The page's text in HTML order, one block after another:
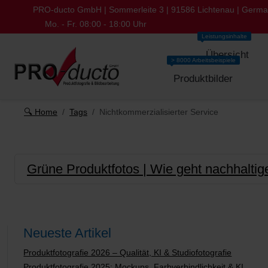
PRO-ducto GmbH | Sommerleite 3 | 91586 Lichtenau |
Mo. - Fr. 08:00 - 18:00 Uhr
Übersicht
Leistungsinhalte
Produktbilder
> 8000 Arbeitsbeispiele
🔍 Home Tags Nichtkommerzialisierter Service
Grüne Produktfotos | Wie geht
Neueste Artikel
Produktfotografie 2026 – Qualität, KI & Studiofotografie